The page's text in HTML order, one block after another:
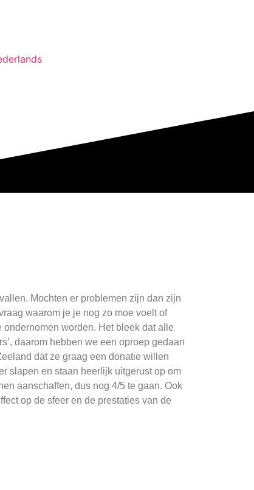
Mochten er problemen zijn dan zijn
waarom je je nog zo moe voelt of
worden. Het bleek dat alle
daarom hebben we een oproep gedaan
dat ze graag een donatie willen
slapen en staan heerlijk uitgerust op om
aanschaffen, dus nog 4/5 te gaan. Ook
op de sfeer en de prestaties van de